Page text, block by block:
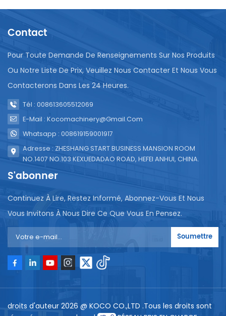
Contact
Pour Toute Demande De Renseignements Sur Nos Produits
Ou Notre Liste De Prix, Veuillez Nous Contacter Et Nous Vous
Contacterons Dans Les 24 Heures.
Tél : 008613605512069
E-Mail : Kocomachinery@gmail.com
Whatsapp : 008619159001917
Adresse : ZHESHANG START BUSINESS MANSION ROOM
NO.1407 NO.103 KEXUEDADAO ROAD, HEFEI ANHUI, CHINA.
S'abonner
Continuez À Lire, Restez Informé, Abonnez-Vous Et Nous
Vous Invitons À Nous Dire Ce Que Vous En Pensez.
Soumettre
droits d'auteur 2026 @ KOCO CO.,LTD .Tous les droits sont